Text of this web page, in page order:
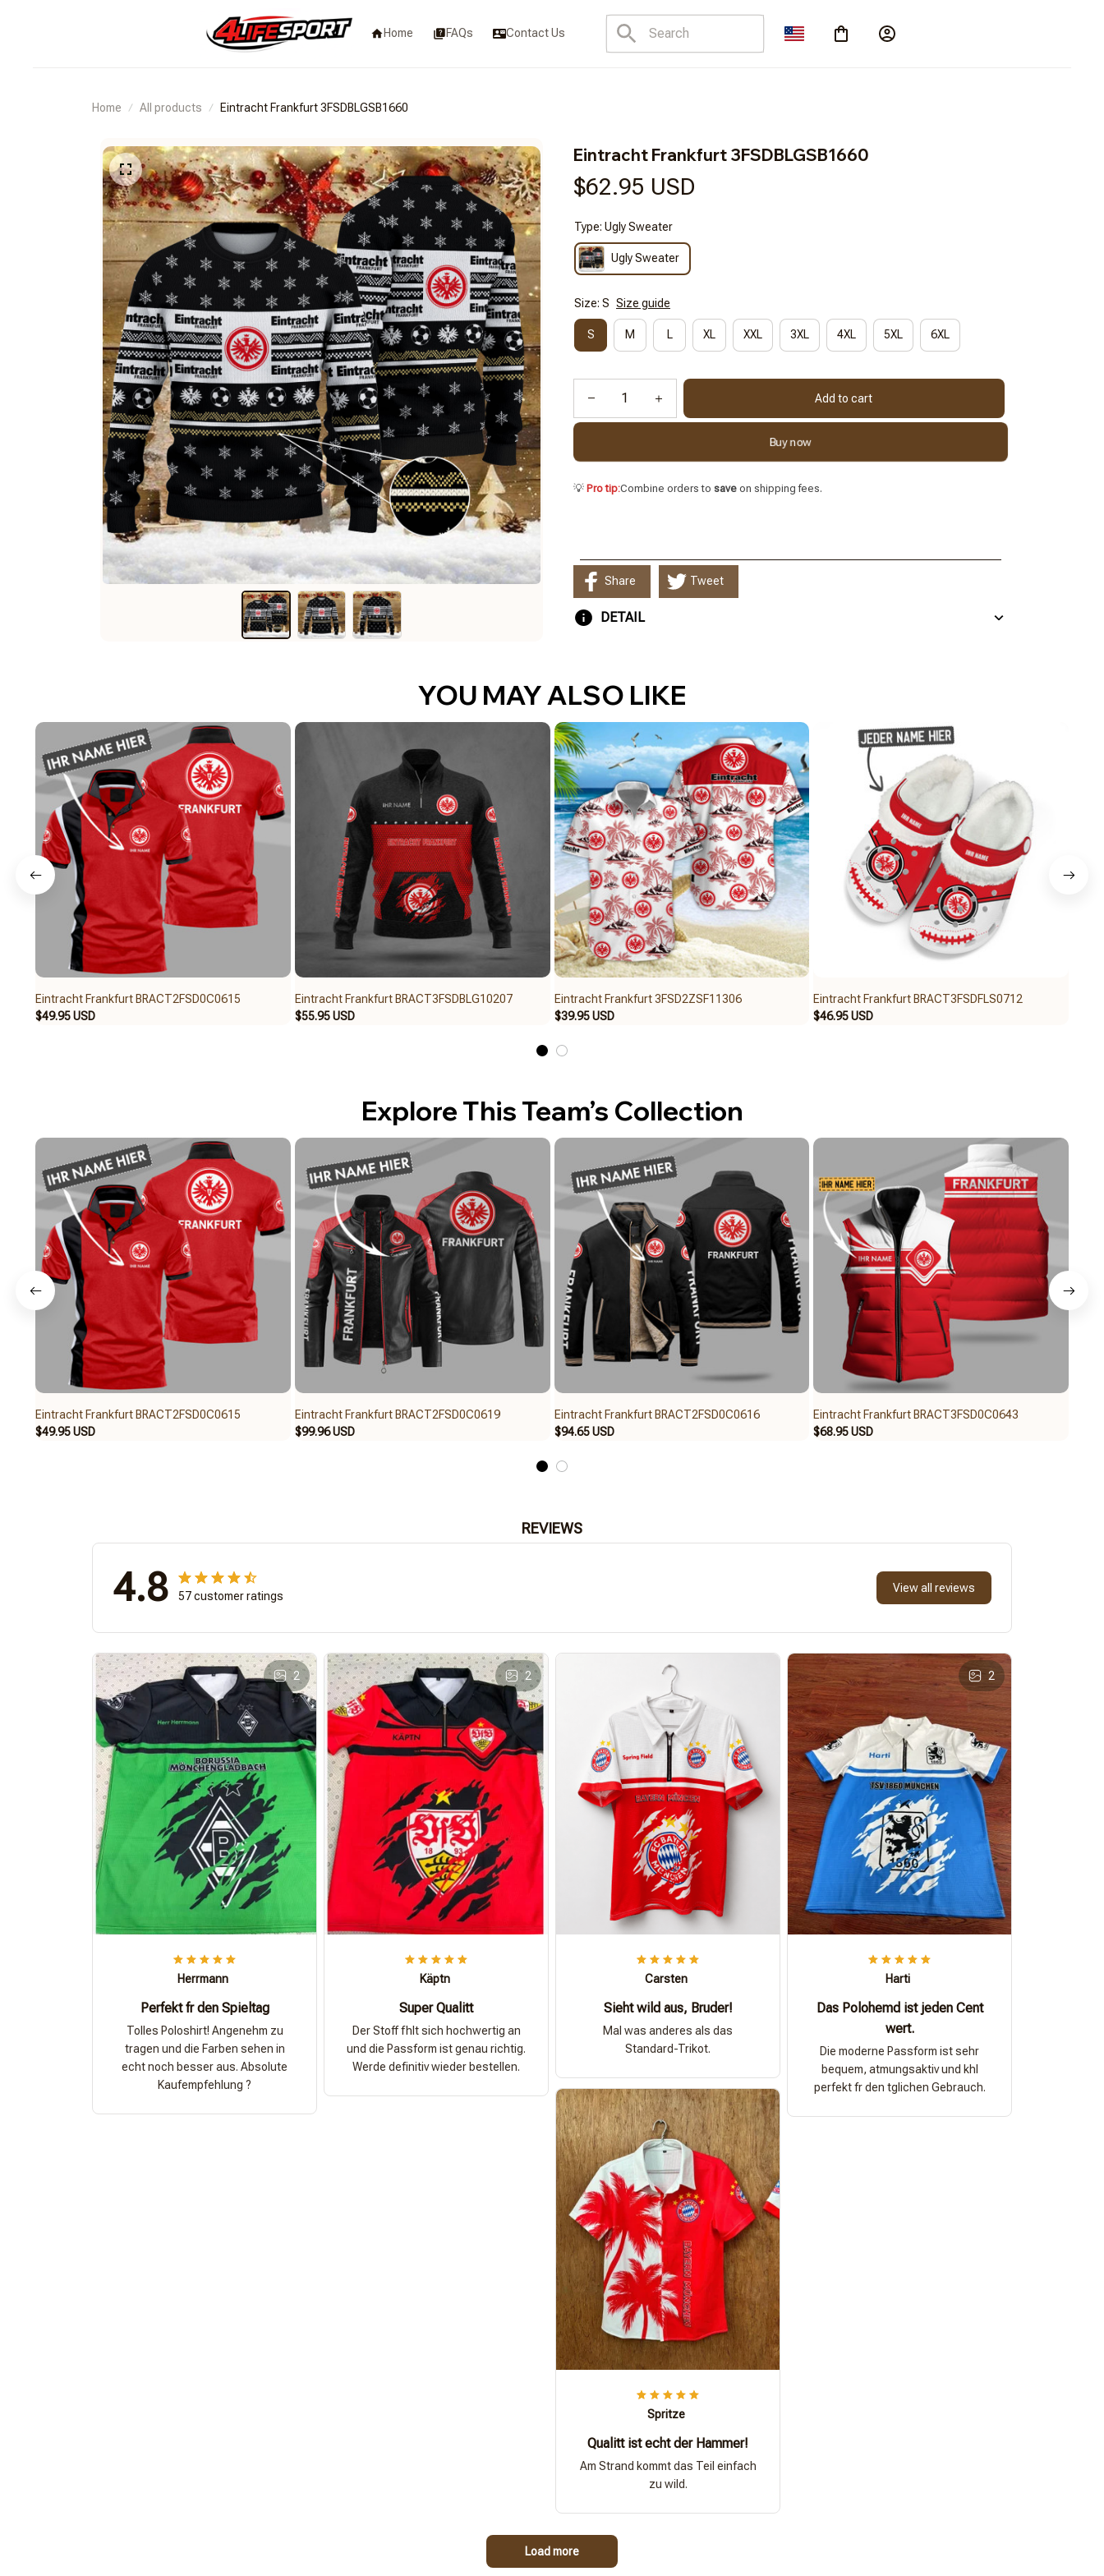
Home FAQs Contact Us
Home All products Eintracht Frankfurt 3FSDBLGSB1660
Eintracht Frankfurt 3FSDBLGSB1660
$62.95 USD
Type: Ugly Sweater
Ugly Sweater
Size: S Size guide
S M L XL XXL 3XL 4XL 5XL 6XL
Add to cart
Buy now
💡 Pro tip:Combine orders to save on shipping fees.
Share Tweet
DETAIL
YOU MAY ALSO LIKE
Eintracht Frankfurt BRACT2FSD0C0615
$49.95 USD
Eintracht Frankfurt BRACT3FSDBLG10207
$55.95 USD
Eintracht Frankfurt 3FSD2ZSF11306
$39.95 USD
Eintracht Frankfurt BRACT3FSDFLS0712
$46.95 USD
Explore This Team’s Collection
Eintracht Frankfurt BRACT2FSD0C0615
$49.95 USD
Eintracht Frankfurt BRACT2FSD0C0619
$99.96 USD
Eintracht Frankfurt BRACT2FSD0C0616
$94.65 USD
Eintracht Frankfurt BRACT3FSD0C0643
$68.95 USD
REVIEWS
4.8 57 customer ratings
View all reviews
2
Herrmann
Perfekt fr den Spieltag
Tolles Poloshirt! Angenehm zu
tragen und die Farben sehen in
echt noch besser aus. Absolute
Kaufempfehlung ?
2
Käptn
Super Qualitt
Der Stoff fhlt sich hochwertig an
und die Passform ist genau richtig.
Werde definitiv wieder bestellen.
Carsten
Sieht wild aus, Bruder!
Mal was anderes als das
Standard-Trikot.
2
Harti
Das Polohemd ist jeden Cent
wert.
Die moderne Passform ist sehr
bequem, atmungsaktiv und khl
perfekt fr den tglichen Gebrauch.
Spritze
Qualitt ist echt der Hammer!
Am Strand kommt das Teil einfach
zu wild.
Load more